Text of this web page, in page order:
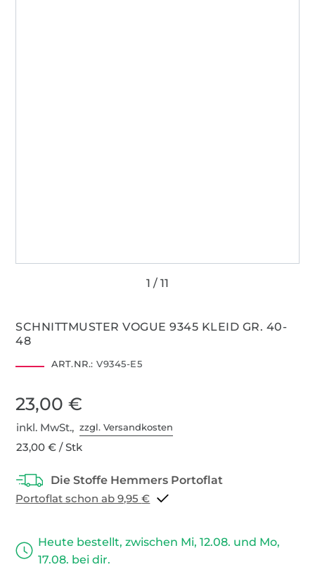
SCHNITTMUSTER VOGUE 9345 KLEID GR. 40-
48
ART.NR.: V9345-E5
23,00 €
inkl. MwSt.,zzgl. Versandkosten
23,00 € / Stk
Portoflat schon ab 9,95 €
Heute bestellt, zwischen Mi, 12.08. und Mo,
17.08. bei dir.